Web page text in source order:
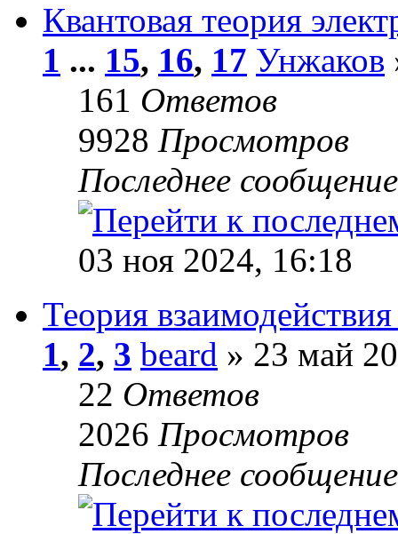
Квантовая теория
1 ... 15, 16, 17 Унжаков
161 Ответов
9928 Просмотров
Последнее
03 ноя 2024, 16:18
Теория
1, 2, 3 beard » 23 май
22 Ответов
2026 Просмотров
Последнее